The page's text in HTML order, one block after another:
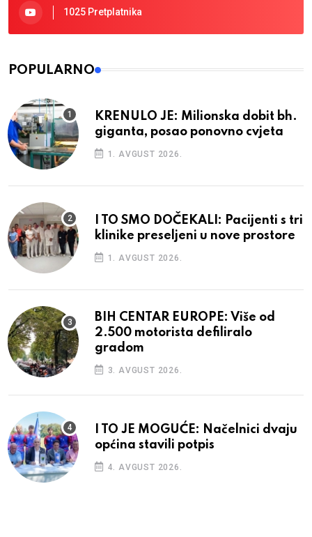
1025 Pretplatnika
POPULARNO
KRENULO JE: Milionska dobit bh.
giganta, posao ponovno cvjeta
1. AVGUST 2026.
I TO SMO DOČEKALI: Pacijenti s tri
klinike preseljeni u nove prostore
1. AVGUST 2026.
BIH CENTAR EUROPE: Više od
2.500 motorista defiliralo
gradom
3. AVGUST 2026.
I TO JE MOGUĆE: Načelnici dvaju
općina stavili potpis
4. AVGUST 2026.